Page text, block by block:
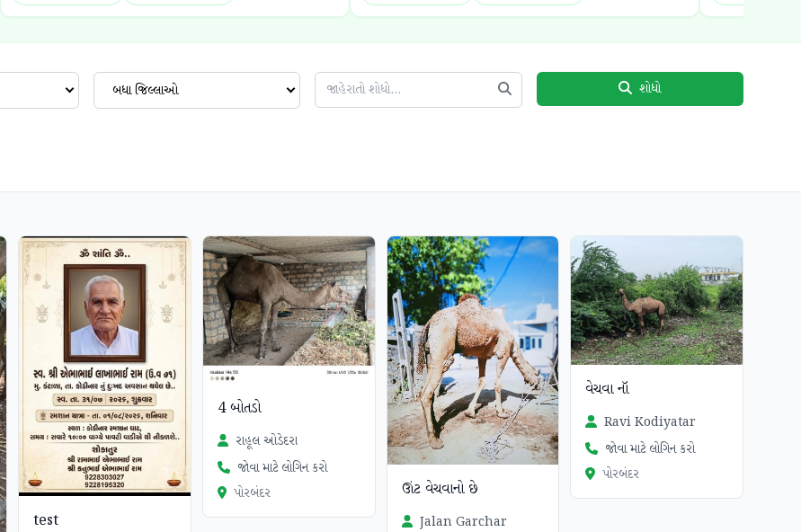
બધા જિલ્લાઓ શોધો
test
4 બોતડો
રાહૂલ ઓડેદરા
જોવા માટે લોગિન કરો
પોરબંદર
ઊંટ વેચવાનો છે
Jalan Garchar
વેચવા નૉ
Ravi Kodiyatar
જોવા માટે લોગિન કરો
પોરબંદર